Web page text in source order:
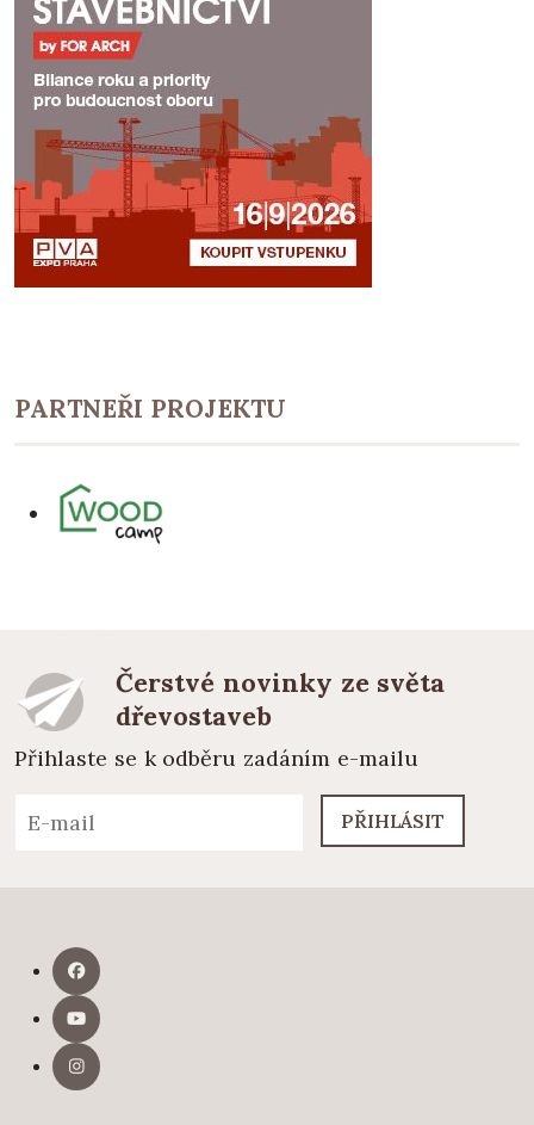
PARTNEŘI PROJEKTU
Čerstvé novinky ze světa
dřevostaveb
Přihlaste se k odběru zadáním e-mailu
PŘIHLÁSIT